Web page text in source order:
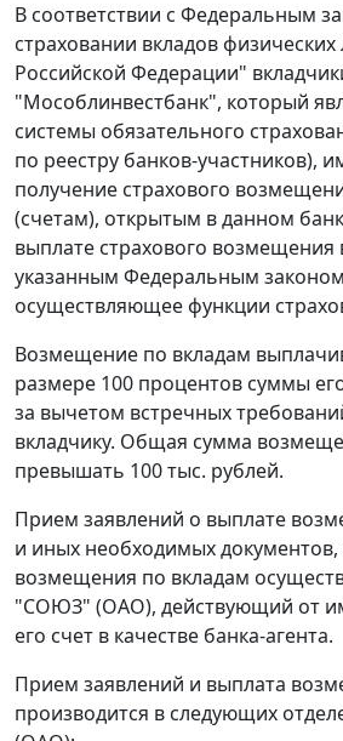
В соответствии с Федеральным
страховании вкладов физических
Российской Федерации"
"Мособлинвестбанк", который
системы обязательного
по реестру банков-участников),
получение страхового
(счетам), открытым в данном
выплате страхового возмещения
указанным Федеральным законом
осуществляющее функции
Возмещение по вкладам
размере 100 процентов суммы
за вычетом встречных
вкладчику. Общая сумма
превышать 100 тыс. рублей.
Прием заявлений о выплате
и иных необходимых документов,
возмещения по вкладам
"СОЮЗ" (ОАО), действующий от
его счет в качестве банка-агента.
Прием заявлений и выплата
производится в следующих